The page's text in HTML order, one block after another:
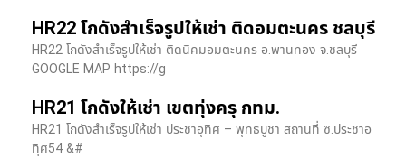
HR22 โกดังสำเร็จรูปให้เช่า ติดอมตะนคร ชลบุรี
HR22 โกดังสำเร็จรูปให้เช่า ติดนิคมอมตะนคร อ.พานทอง จ.ชลบุรี
GOOGLE MAP https://g
HR21 โกดังให้เช่า เขตทุ่งครุ กทม.
HR21 โกดังสำเร็จรูปให้เช่า ประชาอุทิศ – พุทธบูชา สถานที่ ซ.ประชาอ
ทุิศ54 &#